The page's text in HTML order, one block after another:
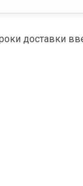
доставки